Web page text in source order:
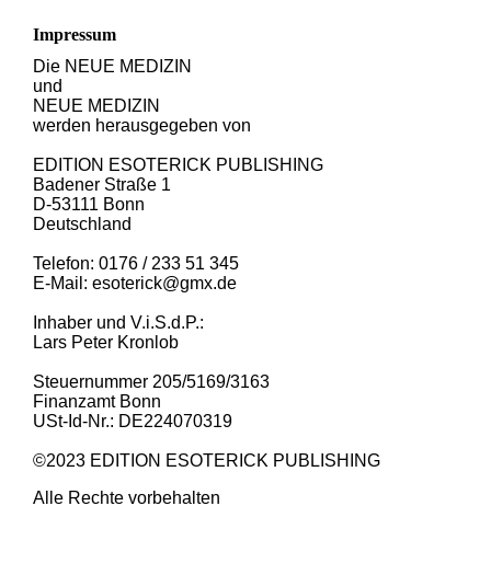
Impressum
Die NEUE MEDIZIN
und
NEUE MEDIZIN
werden herausgegeben von
EDITION ESOTERICK PUBLISHING
Badener Straße 1
D-53111 Bonn
Deutschland
Telefon: 0176 / 233 51 345
E-Mail: esoterick@gmx.de
Inhaber und V.i.S.d.P.:
Lars Peter Kronlob
Steuernummer 205/5169/3163
Finanzamt Bonn
USt-Id-Nr.: DE224070319
©2023 EDITION ESOTERICK PUBLISHING
Alle Rechte vorbehalten